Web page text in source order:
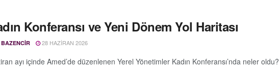
Konferansı ve Yeni Dönem Yol Haritası
28 HAZIRAN 2026
ayı içinde Amed’de düzenlenen Yerel Yönetimler Kadın Konferansı’nda neler oldu?